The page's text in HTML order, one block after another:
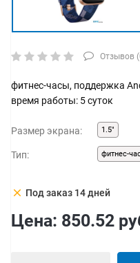
Отзывов (
фитнес-часы, поддержка
время работы: 5 суток
Размер экрана: 1.5"
Тип: фитнес-
clear Под заказ 14 дней
Цена: 850.52